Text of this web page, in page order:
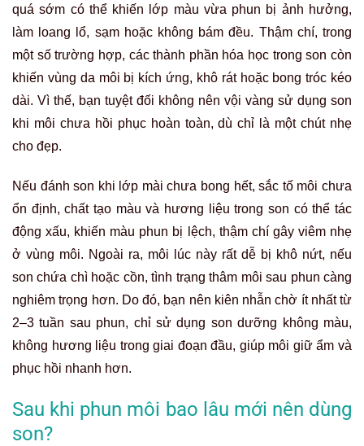
quá sớm có thể khiến lớp màu vừa phun bị ảnh hưởng,
làm loang lổ, sạm hoặc không bám đều. Thậm chí, trong
một số trường hợp, các thành phần hóa học trong son còn
khiến vùng da môi bị kích ứng, khô rát hoặc bong tróc kéo
dài. Vì thế, bạn tuyệt đối không nên vội vàng sử dụng son
khi môi chưa hồi phục hoàn toàn, dù chỉ là một chút nhẹ
cho đẹp.
Nếu đánh son khi lớp mài chưa bong hết, sắc tố môi chưa
ổn định, chất tạo màu và hương liệu trong son có thể tác
động xấu, khiến màu phun bị lệch, thậm chí gây viêm nhẹ
ở vùng môi. Ngoài ra, môi lúc này rất dễ bị khô nứt, nếu
son chứa chì hoặc cồn, tình trạng thâm môi sau phun càng
nghiêm trọng hơn. Do đó, bạn nên kiên nhẫn chờ ít nhất từ
2–3 tuần sau phun, chỉ sử dụng son dưỡng không màu,
không hương liệu trong giai đoạn đầu, giúp môi giữ ẩm và
phục hồi nhanh hơn.
Sau khi phun môi bao lâu mới nên dùng
son?